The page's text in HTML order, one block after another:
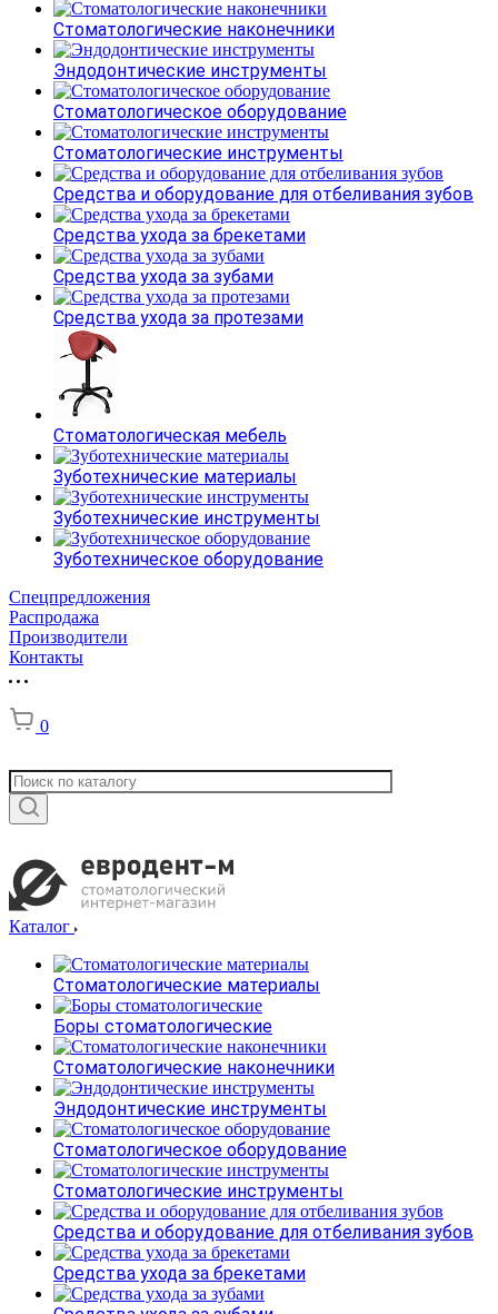
Стоматологические наконечники
Эндодонтические инструменты
Стоматологическое оборудование
Стоматологические инструменты
Средства и оборудование для отбеливания зубов
Средства ухода за брекетами
Средства ухода за зубами
Средства ухода за протезами
Стоматологическая мебель
Зуботехнические материалы
Зуботехнические инструменты
Зуботехническое оборудование
Спецпредложения
Распродажа
Производители
Контакты
0
Каталог
Стоматологические материалы
Боры стоматологические
Стоматологические наконечники
Эндодонтические инструменты
Стоматологическое оборудование
Стоматологические инструменты
Средства и оборудование для отбеливания зубов
Средства ухода за брекетами